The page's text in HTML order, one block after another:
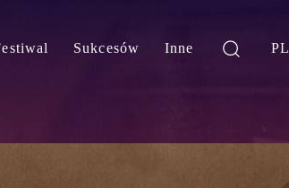
Sukcesów Inne PL